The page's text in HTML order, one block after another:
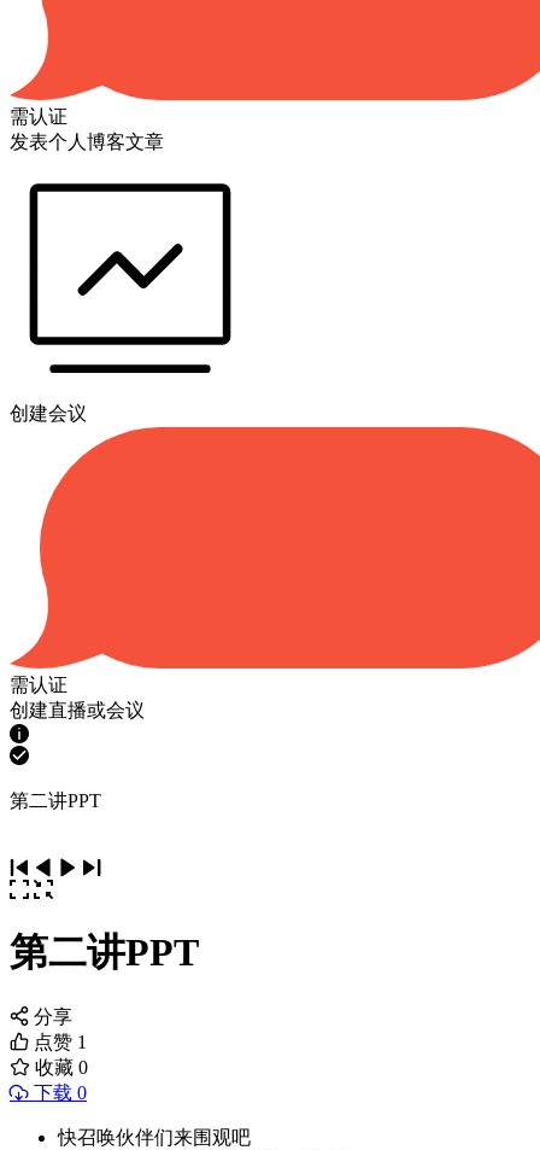
需认证
发表个人博客文章
创建会议
需认证
创建直播或会议
第二讲PPT
第二讲PPT
分享
点赞 1
收藏 0
下载 0
快召唤伙伴们来围观吧